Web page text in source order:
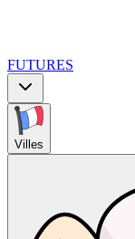
FUTURES
Villes